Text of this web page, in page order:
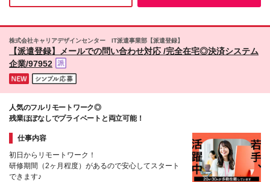
株式会社キャリアデザインセンター IT派遣事業部【派遣登録】
【派遣登録】メールでの問い合わせ対応 /完全在宅◎決済システム
企業/97952
人気のフルリモートワーク◎
残業ほぼなしでプライベートと両立可能！
仕事内容
初日からリモートワーク！
研修期間（2ヶ月程度）があるので安心してスタート
できます♪